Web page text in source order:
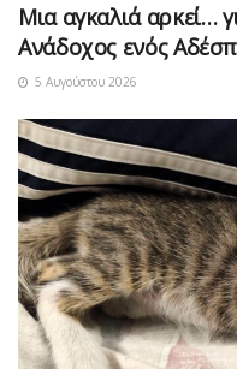
Μια αγκαλιά αρκεί…
Ανάδοχος ενός
5 Αυγούστου 2026